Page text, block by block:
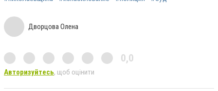
Дворцова Олена
0,0
Авторизуйтесь, щоб оцінити